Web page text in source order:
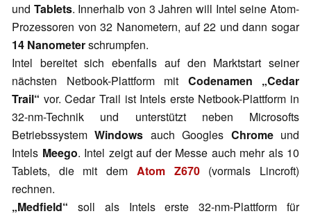
und Tablets. Innerhalb von 3 Jahren will Intel seine Atom-
Prozessoren von 32 Nanometern, auf 22 und dann sogar
14 Nanometerschrumpfen.
Intel bereitet sich ebenfalls auf den Marktstart seiner
nächsten Netbook-Plattform mit Codenamen „Cedar
Trail“ vor. Cedar Trail ist Intels erste Netbook-Plattform in
32-nm-Technik und unterstützt neben Microsofts
BetriebssystemWindows auch Googles Chromeund
Intels Meego. Intel zeigt auf der Messe auch mehr als 10
Tablets, die mit dem Atom Z670(vormals Lincroft)
rechnen.
„Medfield“ soll als Intels erste 32-nm-Plattform für